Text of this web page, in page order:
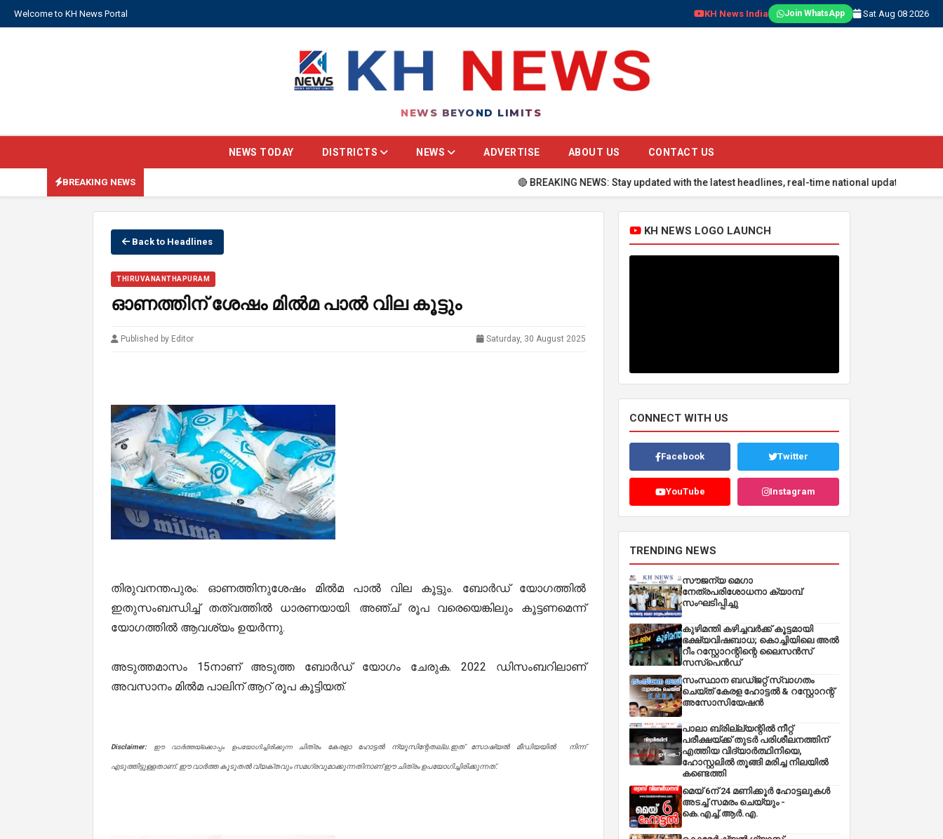
Welcome to KH News Portal KH News India Join WhatsApp Sat Aug 08 2026
NEWS BEYOND LIMITS
NEWS TODAY DISTRICTS NEWS ADVERTISE ABOUT US CONTACT US
BREAKING NEWS 🔴 BREAKING NEWS: Stay updated with the latest headlines, real-time national updates, global
Back to Headlines
THIRUVANANTHAPURAM
ഓണത്തിന് ശേഷം മിൽമ പാൽ വില കൂട്ടും
Published by Editor Saturday, 30 August 2025
തിരുവനന്തപുരം: ഓണത്തിനുശേഷം മിൽമ പാൽ വില കൂട്ടും. ബോർഡ് യോഗത്തിൽ
ഇതുസംബന്ധിച്ച് തത്വത്തിൽ ധാരണയായി. അഞ്ച് രൂപ വരെയെങ്കിലും കൂട്ടണമെന്ന്
യോഗത്തിൽ ആവശ്യം ഉയർന്നു.
അടുത്തമാസം 15നാണ് അടുത്ത ബോർഡ് യോഗം ചേരുക. 2022 ഡിസംബറിലാണ്
അവസാനം മിൽമ പാലിന് ആറ് രൂപ കൂട്ടിയത്.
Disclaimer: ഈ വാർത്തയ്ക്കൊപ്പം ഉപയോഗിച്ചിരിക്കുന്ന ചിത്രം കേരളാ ഹോട്ടൽ ന്യൂസിന്റേതല്ല.ഇത് സോഷ്യൽ മീഡിയയിൽ നിന്ന്
എടുത്തിട്ടുള്ളതാണ്. ഈ വാർത്ത കൂടുതൽ വ്യക്തവും സമഗ്രവുമാക്കുന്നതിനാണ് ഈ ചിത്രം ഉപയോഗിച്ചിരിക്കുന്നത്.
KH NEWS LOGO LAUNCH
CONNECT WITH US
Facebook Twitter
YouTube Instagram
TRENDING NEWS
സൗജന്യ മെഗാ
നേത്രപരിശോധനാ ക്യാമ്പ്
സംഘടിപ്പിച്ചു
കുഴിമന്തി കഴിച്ചവർക്ക് കൂട്ടമായി
ഭക്ഷ്യവിഷബാധ; കൊച്ചിയിലെ അൽ
റീം റസ്റ്റോറന്റിന്റെ ലൈസൻസ്
സസ്പെൻഡ്
സംസ്ഥാന ബഡ്‌ജറ്റ് സ്വാഗതം
ചെയ്ത് കേരള ഹോട്ടൽ & റസ്റ്റോറന്റ്
അസോസിയേഷൻ
പാലാ ബ്രില്ല്യന്റിൽ നീറ്റ്
പരീക്ഷയ്ക്ക് തുടർ പരിശീലനത്തിന്
എത്തിയ വിദ്യാർത്ഥിനിയെ,
ഹോസ്റ്റലിൽ തൂങ്ങി മരിച്ച നിലയിൽ
കണ്ടെത്തി
മെയ് 6ന് 24 മണിക്കൂർ ഹോട്ടലുകൾ
അടച്ച് സമരം ചെയ്യും -
കെ.എച്ച്.ആർ.എ.